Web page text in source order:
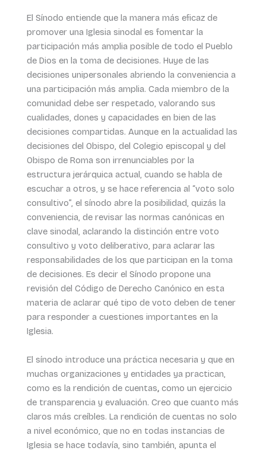
El Sínodo entiende que la manera más eficaz de
promover una Iglesia sinodal es fomentar la
participación más amplia posible de todo el Pueblo
de Dios en la toma de decisiones. Huye de las
decisiones unipersonales abriendo la conveniencia a
una participación más amplia. Cada miembro de la
comunidad debe ser respetado, valorando sus
cualidades, dones y capacidades en bien de las
decisiones compartidas. Aunque en la actualidad las
decisiones del Obispo, del Colegio episcopal y del
Obispo de Roma son irrenunciables por la
estructura jerárquica actual, cuando se habla de
escuchar a otros, y se hace referencia al “voto solo
consultivo”, el sínodo abre la posibilidad, quizás la
conveniencia, de revisar las normas canónicas en
clave sinodal, aclarando la distinción entre voto
consultivo y voto deliberativo, para aclarar las
responsabilidades de los que participan en la toma
de decisiones. Es decir el Sínodo propone una
revisión del Código de Derecho Canónico en esta
materia de aclarar qué tipo de voto deben de tener
para responder a cuestiones importantes en la
Iglesia.
El sínodo introduce una práctica necesaria y que en
muchas organizaciones y entidades ya practican,
como es la rendición de cuentas, como un ejercicio
de transparencia y evaluación. Creo que cuanto más
claros más creíbles. La rendición de cuentas no solo
a nivel económico, que no en todas instancias de
Iglesia se hace todavía, sino también, apunta el